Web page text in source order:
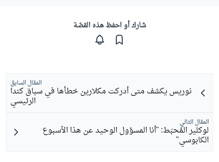
شارك أو احفظ هذه القصّة
المقال السابق
نوريس يكشف متى أدركت مكلارين خطأها في سباق كندا
الرئيسي
المقال التالي
لوكلير المُحبَط: "أنا المسؤول الوحيد عن هذا الأسبوع
الكابوسي"